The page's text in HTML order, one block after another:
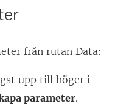
från rutan Data:
upp till höger i
parameter.